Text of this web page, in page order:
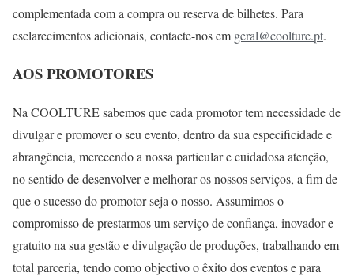
complementada com a compra ou reserva de bilhetes. Para
esclarecimentos adicionais, contacte-nos em geral@coolture.pt.
AOS PROMOTORES
Na COOLTURE sabemos que cada promotor tem necessidade de
divulgar e promover o seu evento, dentro da sua especificidade e
abrangência, merecendo a nossa particular e cuidadosa atenção,
no sentido de desenvolver e melhorar os nossos serviços, a fim de
que o sucesso do promotor seja o nosso. Assumimos o
compromisso de prestarmos um serviço de confiança, inovador e
gratuito na sua gestão e divulgação de produções, trabalhando em
total parceria, tendo como objectivo o êxito dos eventos e para